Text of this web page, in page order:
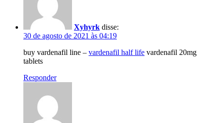
Xyhyrk disse:
30 de agosto de 2021 às 04:19
buy vardenafil line – vardenafil half life vardenafil 20mg
tablets
Responder